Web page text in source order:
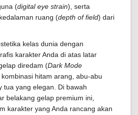
(digital eye strain), serta
ruang (depth of field) dari
kelas dunia dengan
karakter Anda di atas latar
diredam (Dark Mode
hitam arang, abu-abu
tua yang elegan. Di bawah
belakang gelap premium ini,
karakter yang Anda rancang akan